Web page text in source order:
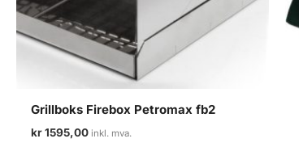
Grillboks Firebox Petromax fb2
kr1595,00